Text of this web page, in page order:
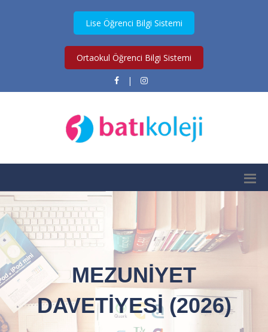
Lise Öğrenci Bilgi Sistemi
Ortaokul Öğrenci Bilgi Sistemi
|
MEZUNİYET
DAVETİYESİ (2026)